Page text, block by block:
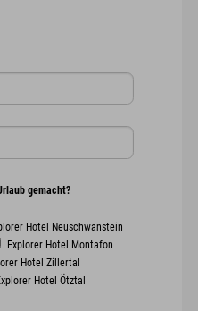
gemacht?
Hotel Neuschwanstein
Explorer Hotel Montafon
Hotel Zillertal
Hotel Ötztal